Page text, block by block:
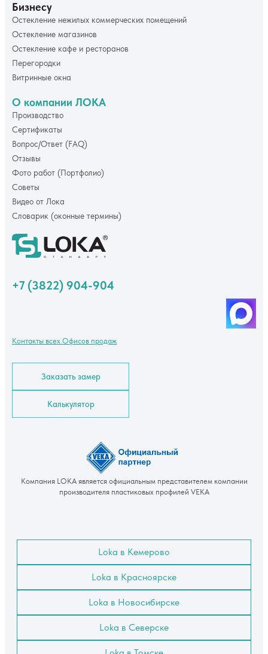
Бизнесу
Остекление нежилых коммерческих помещений
Остекление магазинов
Остекление кафе и ресторанов
Перегородки
Витринные окна
О компании ЛОКА
Производство
Сертификаты
Вопрос/Ответ (FAQ)
Отзывы
Фото работ (Портфолио)
Советы
Видео от Лока
Словарик (оконные термины)
+7 (3822) 904-904
Контакты всех Офисов продаж
Заказать замер
Калькулятор
Компания LOKA является официальным представителем компании
производителя пластиковых профилей VEKA
Loka в Кемерово
Loka в Красноярске
Loka в Новосибирске
Loka в Северске